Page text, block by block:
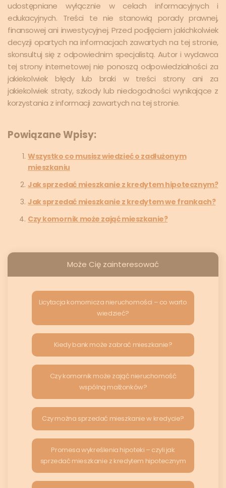
udostępniane wyłącznie w celach informacyjnych i
edukacyjnych. Treści te nie stanowią porady prawnej,
finansowej ani inwestycyjnej. Przed podjęciem jakichkolwiek
decyzji opartych na informacjach zawartych na tej stronie,
skonsultuj się z odpowiednim specjalistą. Autor i wydawca
tej strony internetowej nie ponoszą odpowiedzialności za
jakiekolwiek błędy lub braki w treści strony ani za
jakiekolwiek straty, szkody lub niedogodności wynikające z
korzystania z informacji zawartych na tej stronie.
Powiązane Wpisy:
Wszystko co musisz wiedzieć o zadłużonym
mieszkaniu
Jak sprzedać mieszkanie z kredytem hipotecznym?
Jak sprzedać mieszkanie z kredytem we frankach?
Czy komornik może zająć mieszkanie?
Może Cię zainteresować
Licytacja komornicza nieruchomości – co warto
wiedzieć?
Kiedy bank może zabrać mieszkanie?
Czy komornik może zająć nieruchomość
wspólną małżonków?
Czy można sprzedać mieszkanie w kredycie?
Promesa wykreślenia hipoteki – czyli jak
sprzedać mieszkanie z kredytem hipotecznym